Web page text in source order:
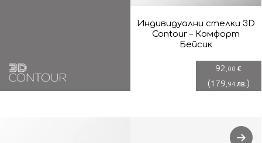
Индивидуални стелки 3D
Contour – Комфорт
Бейсик
92 ,00 €
(179 ,94 лв.)